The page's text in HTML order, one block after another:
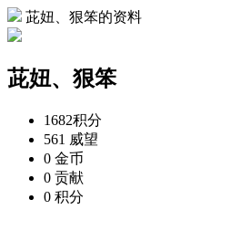
茈妞、狠笨的资料
茈妞、狠笨
1682积分
561 威望
0 金币
0 贡献
0 积分